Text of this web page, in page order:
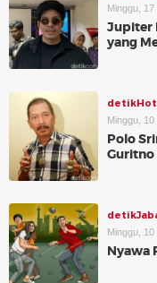
Minggu,
Jupiter
yang
detikHot
Minggu,
Polo
Guritno
Minggu,
Nyawa